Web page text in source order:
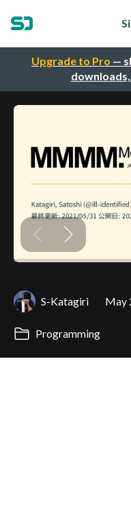
Upgrade to Pro —
S-Katagiri May
Programming